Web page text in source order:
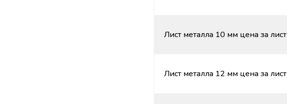
Лист металла 10 мм цена за лист
Лист металла 12 мм цена за лист